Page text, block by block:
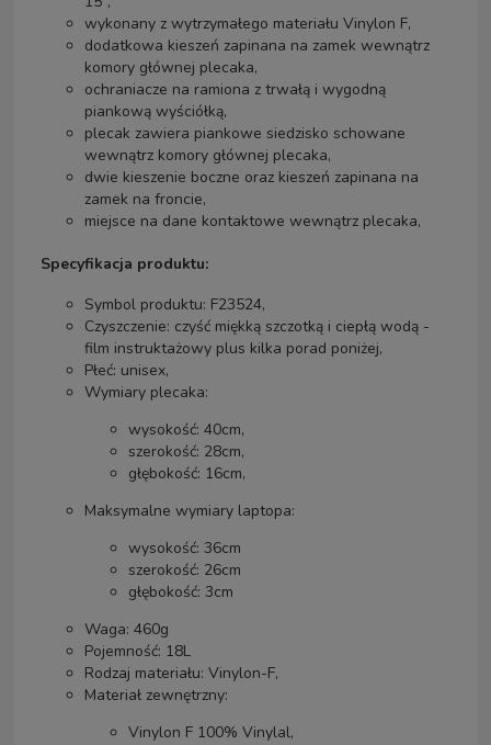
wykonany z wytrzymałego materiału Vinylon F,
dodatkowa kieszeń zapinana na zamek wewnątrz
komory głównej plecaka,
ochraniacze na ramiona z trwałą i wygodną
piankową wyściółką,
plecak zawiera piankowe siedzisko schowane
wewnątrz komory głównej plecaka,
dwie kieszenie boczne oraz kieszeń zapinana na
zamek na froncie,
miejsce na dane kontaktowe wewnątrz plecaka,
Specyfikacja produktu:
Symbol produktu: F23524,
Czyszczenie: czyść miękką szczotką i ciepłą wodą -
film instruktażowy plus kilka porad poniżej,
Płeć: unisex,
Wymiary plecaka:
wysokość: 40cm,
szerokość: 28cm,
głębokość: 16cm,
Maksymalne wymiary laptopa:
wysokość: 36cm
szerokość: 26cm
głębokość: 3cm
Waga: 460g
Pojemność: 18L
Rodzaj materiału: Vinylon-F,
Materiał zewnętrzny:
Vinylon F 100% Vinylal,